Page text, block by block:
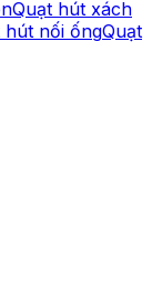
Quạt hút xách
hút nối ốngQuạt